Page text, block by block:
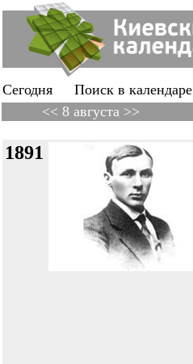
Сегодня Поиск в календаре
<< 8 августа >>
1891